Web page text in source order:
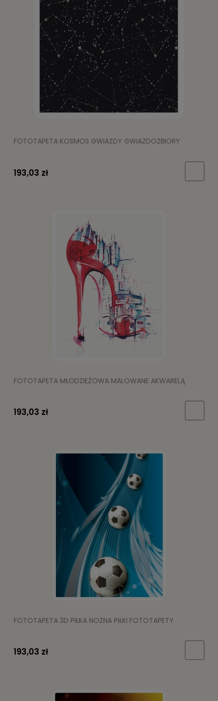
FOTOTAPETA KOSMOS GWIAZDY GWIAZDOZBIORY
193,03 zł
FOTOTAPETA MŁODZIEŻOWA MALOWANE AKWARELĄ
193,03 zł
FOTOTAPETA 3D PIŁKA NOŻNA PIŁKI FOTOTAPETY
193,03 zł